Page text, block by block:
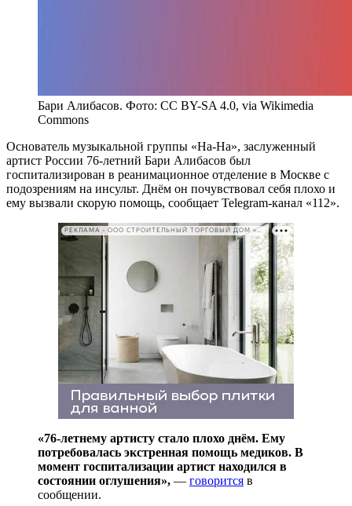
Бари Алибасов. Фото: CC BY-SA 4.0, via Wikimedia
Commons
Основатель музыкальной группы «На-На», заслуженный
артист России 76-летний Бари Алибасов был
госпитализирован в реанимационное отделение в Москве с
подозрениям на инсульт. Днём он почувствовал себя плохо и
ему вызвали скорую помощь, сообщает Telegram-канал «112».
РЕКЛАМА • ООО СТРОИТЕЛЬНЫЙ ТОРГОВЫЙ ДОМ «ПЕТРОВИЧ». ИНН: 7802348846
«76-летнему артисту стало плохо днём. Ему
потребовалась экстренная помощь медиков. В
момент госпитализации артист находился в
состоянии оглушения», — говорится в
сообщении.